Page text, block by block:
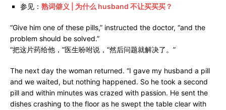
参见： 熟词僻义 | 为什么 husband 不让买买买？
“Give him one of these pills,” instructed the doctor, “and the
problem should be solved.”
“把这片药给他，”医生吩咐说，“然后问题就解决了。”
The next day the woman returned. “I gave my husband a pill
and we waited, but nothing happened. So he took a second
pill and within minutes was crazed with passion. He sent the
dishes crashing to the floor as he swept the table clear with